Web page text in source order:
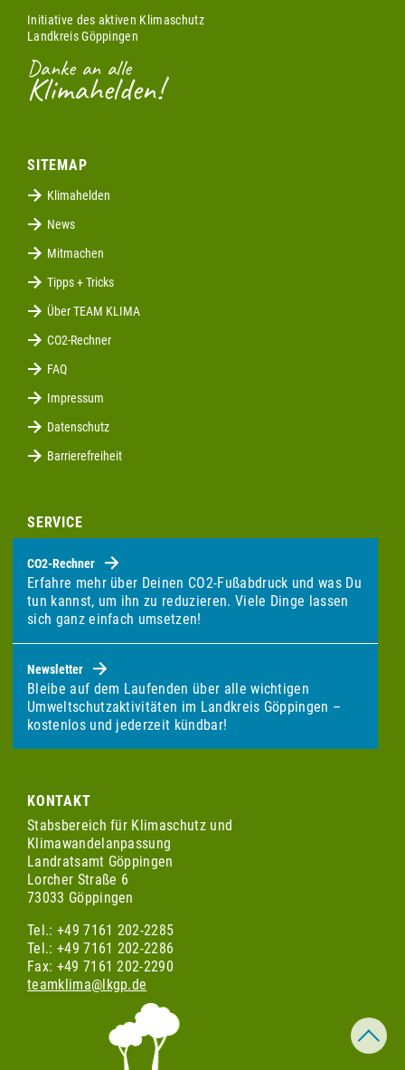
Initiative des aktiven Klimaschutz
Landkreis Göppingen
Danke an alle
Klimahelden!
SITEMAP
Klimahelden
News
Mitmachen
Tipps + Tricks
Über TEAM KLIMA
CO2-Rechner
FAQ
Impressum
Datenschutz
Barrierefreiheit
SERVICE
CO2-Rechner
Erfahre mehr über Deinen CO2-Fußabdruck und was Du
tun kannst, um ihn zu reduzieren. Viele Dinge lassen
sich ganz einfach umsetzen!
Newsletter
Bleibe auf dem Laufenden über alle wichtigen
Umweltschutzaktivitäten im Landkreis Göppingen –
kostenlos und jederzeit kündbar!
KONTAKT
Stabsbereich für Klimaschutz und
Klimawandelanpassung
Landratsamt Göppingen
Lorcher Straße 6
73033 Göppingen
Tel.: +49 7161 202-2285
Tel.: +49 7161 202-2286
Fax: +49 7161 202-2290
teamklima@lkgp.de